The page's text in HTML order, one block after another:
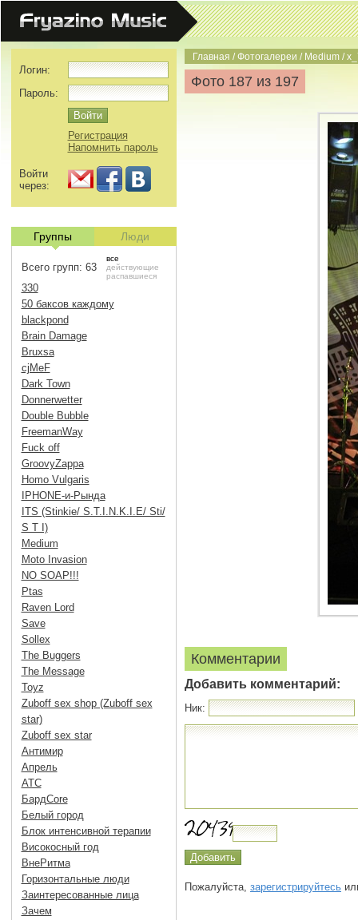
Главная /Фотогалереи / Medium /
Фото 187 из 197
Комментарии
Добавить комментарий:
Ник:
Пожалуйста, зарегистрируйтесь
Логин:
Пароль:
Регистрация
Напомнить пароль
Войти
через:
Группы Люди
Всего групп: 63
все
действующие
распавшиеся
330
50 баксов каждому
blackpond
Brain Damage
Bruxsa
cjMeF
Dark Town
Donnerwetter
Double Bubble
FreemanWay
Fuck off
GroovyZappa
Homo Vulgaris
IPHONE-и-Рында
ITS (Stinkie/ S.T.I.N.K.I.E/ Sti/
S T I)
Medium
Moto Invasion
NO SOAP!!!
Ptas
Raven Lord
Save
Sollex
The Buggers
The Message
Toyz
Zuboff sex shop (Zuboff sex
star)
Zuboff sex star
Антимир
Апрель
АТС
БардCore
Белый город
Блок интенсивной терапии
Високосный год
ВнеРитма
Горизонтальные люди
Заинтересованные лица
Зачем